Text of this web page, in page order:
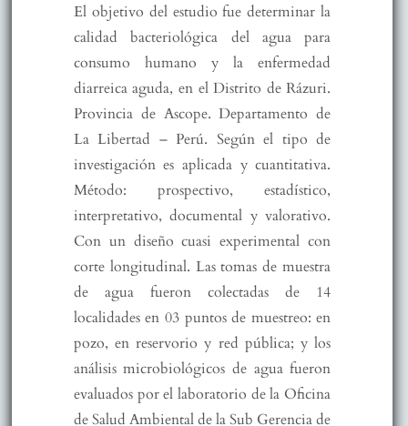
El objetivo del estudio fue determinar la
calidad bacteriológica del agua para
consumo humano y la enfermedad
diarreica aguda, en el Distrito de Rázuri.
Provincia de Ascope. Departamento de
La Libertad – Perú. Según el tipo de
investigación es aplicada y cuantitativa.
Método: prospectivo, estadístico,
interpretativo, documental y valorativo.
Con un diseño cuasi experimental con
corte longitudinal. Las tomas de muestra
de agua fueron colectadas de 14
localidades en 03 puntos de muestreo: en
pozo, en reservorio y red pública; y los
análisis microbiológicos de agua fueron
evaluados por el laboratorio de la Oficina
de Salud Ambiental de la Sub Gerencia de